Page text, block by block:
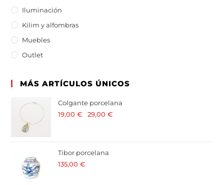
Iluminación
Kilim y alfombras
Muebles
Outlet
MÁS ARTÍCULOS ÚNICOS
Colgante porcelana
19,00€ 29,00€
Tibor porcelana
135,00€